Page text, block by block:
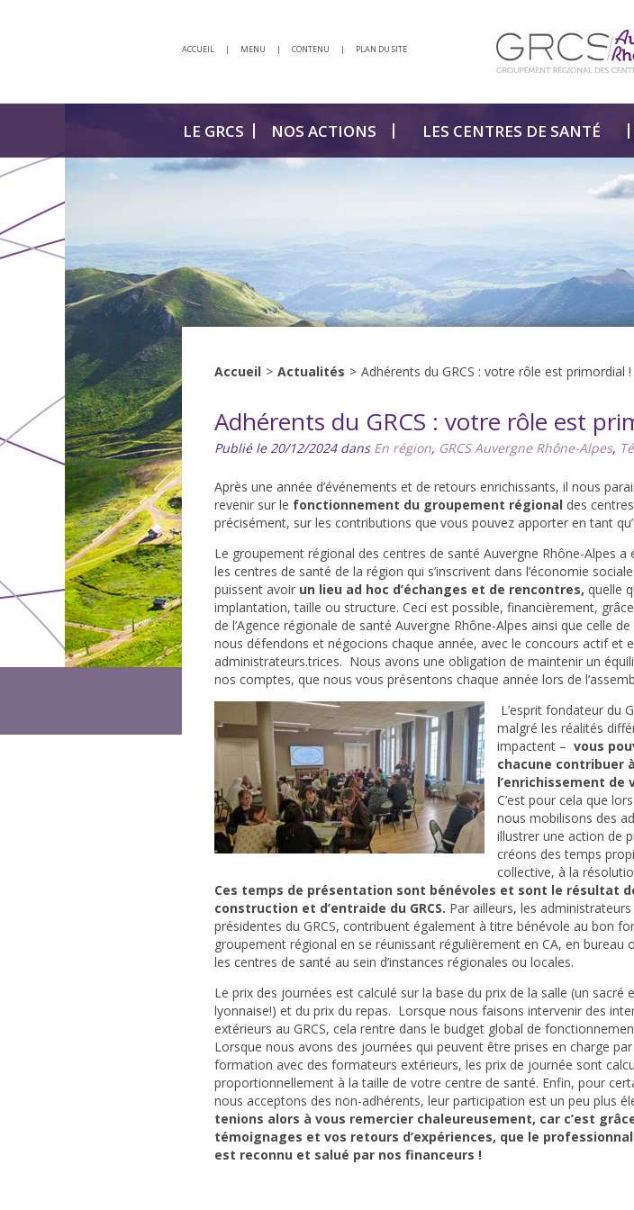
ACCUEIL | MENU | CONTENU | PLAN DU SITE
LE GRCS NOS ACTIONS LES CENTRES DE SANTÉ
Accueil > Actualités > Adhérents du GRCS : votre rôle est primordial !
Adhérents du GRCS : votre rôle est
Publié le 20/12/2024 dans En région, GRCS Auvergne Rhône-Alpes,
Après une année d’événements et de retours enrichissants, il nous
revenir sur le fonctionnement du groupement régional des
précisément, sur les contributions que vous pouvez apporter en tant
Le groupement régional des centres de santé Auvergne Rhône-Alpes a
les centres de santé de la région qui s’inscrivent dans l’économie
puissent avoir un lieu ad hoc d’échanges et de rencontres, quelle
implantation, taille ou structure. Ceci est possible, financièrement,
de l’Agence régionale de santé Auvergne Rhône-Alpes ainsi que celle
nous défendons et négocions chaque année, avec le concours actif et
administrateurs.trices. Nous avons une obligation de maintenir un
nos comptes, que nous vous présentons chaque année lors de
L’esprit fondateur du
malgré les réalités
impactent – vous
chacune contribuer à
l’enrichissement de
C’est pour cela que
nous mobilisons des
illustrer une action de
créons des temps
collective, à la
Ces temps de présentation sont bénévoles et sont le résultat
construction et d’entraide du GRCS. Par ailleurs, les
présidentes du GRCS, contribuent également à titre bénévole au bon
groupement régional en se réunissant régulièrement en CA, en bureau
les centres de santé au sein d’instances régionales ou locales.
Le prix des journées est calculé sur la base du prix de la salle (un sacré
lyonnaise!) et du prix du repas. Lorsque nous faisons intervenir des
extérieurs au GRCS, cela rentre dans le budget global de
Lorsque nous avons des journées qui peuvent être prises en charge
formation avec des formateurs extérieurs, les prix de journée sont
proportionnellement à la taille de votre centre de santé. Enfin, pour
nous acceptons des non-adhérents, leur participation est un peu plus
tenions alors à vous remercier chaleureusement, car c’est
témoignages et vos retours d’expériences, que le
est reconnu et salué par nos financeurs !